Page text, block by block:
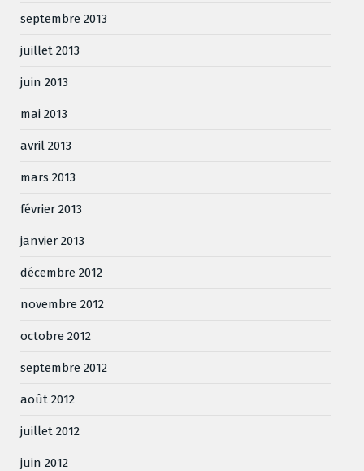
septembre 2013
juillet 2013
juin 2013
mai 2013
avril 2013
mars 2013
février 2013
janvier 2013
décembre 2012
novembre 2012
octobre 2012
septembre 2012
août 2012
juillet 2012
juin 2012